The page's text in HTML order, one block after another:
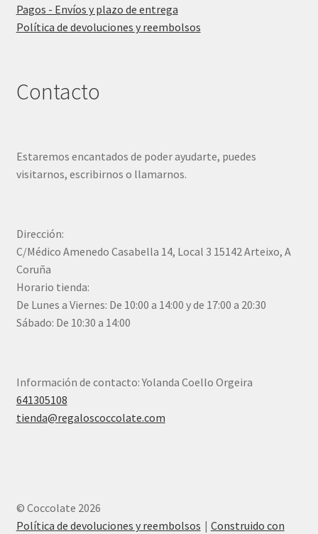
Pagos - Envíos y plazo de entrega
Política de devoluciones y reembolsos
Contacto
Estaremos encantados de poder ayudarte, puedes
visitarnos, escribirnos o llamarnos.
Dirección:
C/Médico Amenedo Casabella 14, Local 3 15142 Arteixo, A
Coruña
Horario tienda:
De Lunes a Viernes: De 10:00 a 14:00 y de 17:00 a 20:30
Sábado: De 10:30 a 14:00
Información de contacto: Yolanda Coello Orgeira
641305108
tienda@regaloscoccolate.com
© Coccolate 2026
Política de devoluciones y reembolsos
Construido con